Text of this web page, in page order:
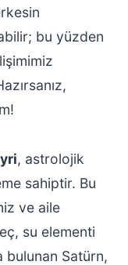
bu yüzden
, astrolojik
sahiptir. Bu
ve aile
su elementi
bulunan Satürn,